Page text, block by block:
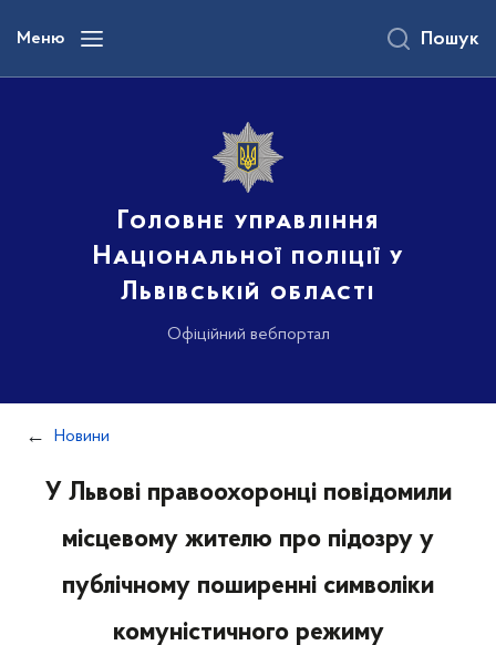
вмісту
Меню
Головне управління
Національної поліції у
Львівській області
Офіційний вебпортал
Пошук
Новини
У Львові правоохоронці повідомили
місцевому жителю про підозру у
публічному поширенні символіки
комуністичного режиму